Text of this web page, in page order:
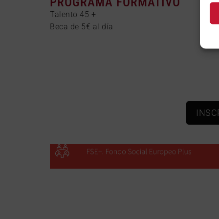
Talento 45 +
Beca de 5€ al día